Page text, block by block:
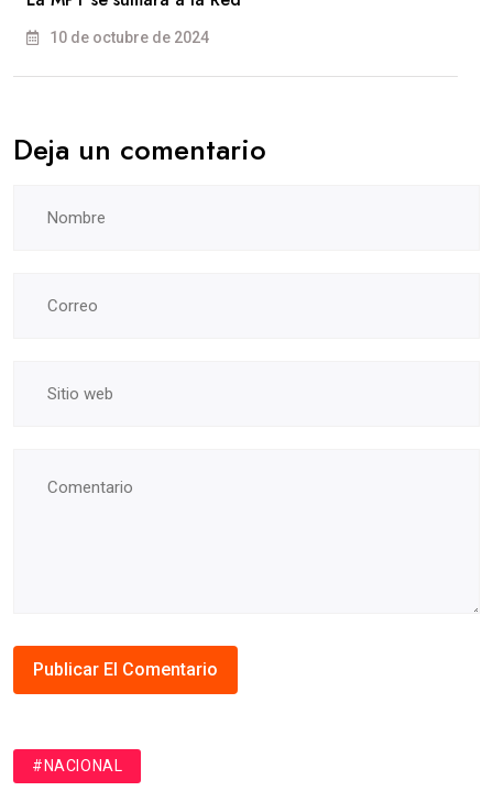
10 de octubre de 2024
Deja un comentario
#NACIONAL